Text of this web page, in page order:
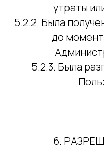
утраты
5.2.2. Была
до
5.2.3. Была
6.